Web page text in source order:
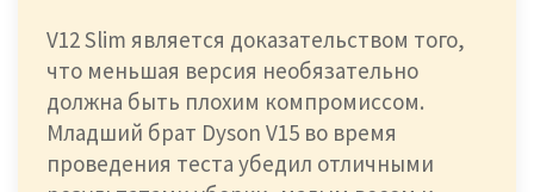
V12 Slim является доказательством того,
что меньшая версия необязательно
должна быть плохим компромиссом.
Младший брат Dyson V15 во время
проведения теста убедил отличными